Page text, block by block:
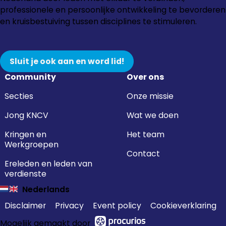
InstagramFacebook
LinkedInYouTube
Community
Secties
Jong KNCV
Kringen en
Werkgroepen
Ereleden en leden van
verdienste
Over ons
Onze missie
Wat we doen
Het team
Contact
professionele en persoonlijke ontwikkeling te bevorderen
en kruisbestuiving tussen disciplines te stimuleren.
Sluit je ook aan en word lid!
Nederlands
Disclaimer
Privacy Event policy
Cookieverklaring
Mogelijk gemaakt door